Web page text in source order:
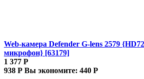
Web-камера Defender G-lens 2579
микрофон} [63179]
1 377 Р
938 Р Вы экономите: 440 Р